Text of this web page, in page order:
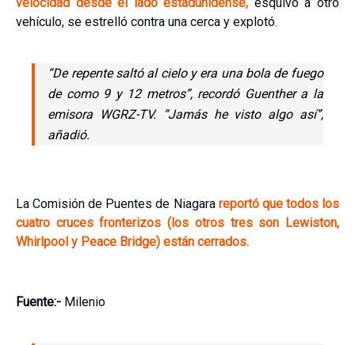
velocidad desde el lado estadunidense, esquivó a otro
vehículo, se estrelló contra una cerca y explotó.
“De repente saltó al cielo y era una bola de fuego
de como 9 y 12 metros”, recordó Guenther a la
emisora WGRZ-TV. “Jamás he visto algo así”,
añadió.
La Comisión de Puentes de Niagara reportó que todos los
cuatro cruces fronterizos (los otros tres son Lewiston,
Whirlpool y Peace Bridge) están cerrados.
Fuente:- Milenio